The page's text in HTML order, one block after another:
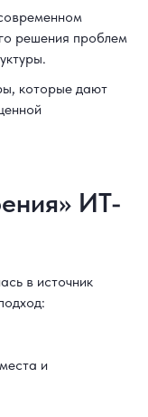
решения проблем
которые дают
ИТ-
в источник
и